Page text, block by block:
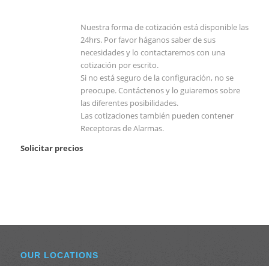
Nuestra forma de cotización está disponible las
24hrs. Por favor háganos saber de sus
necesidades y lo contactaremos con una
cotización por escrito.
Si no está seguro de la configuración, no se
preocupe. Contáctenos y lo guiaremos sobre
las diferentes posibilidades.
Las cotizaciones también pueden contener
Receptoras de Alarmas.
Solicitar precios
OUR LOCATIONS